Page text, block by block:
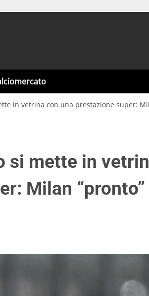
in vetrina con una prestazione super:
si mette in
Milan “pronto”